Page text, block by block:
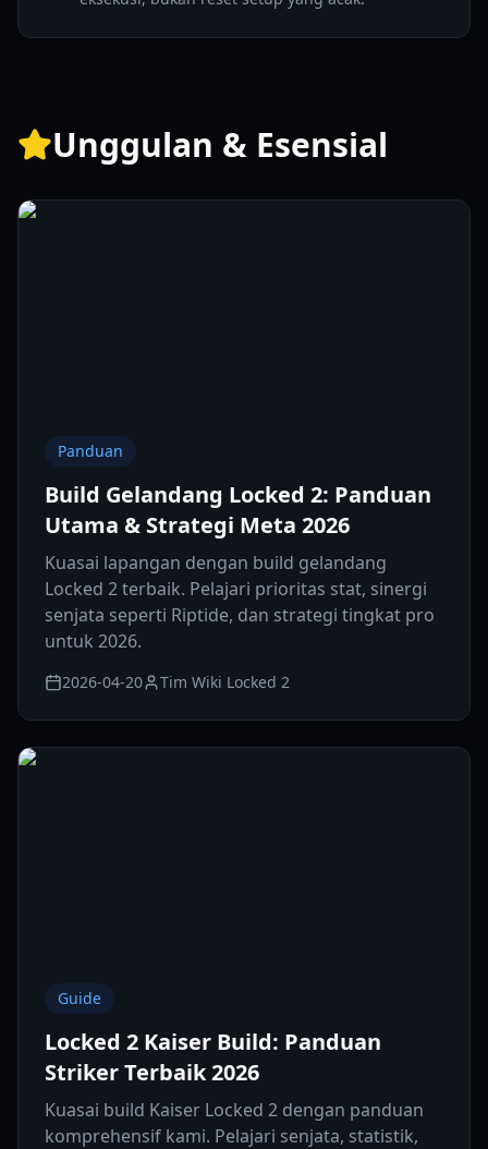
Unggulan & Esensial
Panduan
Build Gelandang Locked 2: Panduan
Utama & Strategi Meta 2026
Kuasai lapangan dengan build gelandang
Locked 2 terbaik. Pelajari prioritas stat, sinergi
senjata seperti Riptide, dan strategi tingkat pro
untuk 2026.
2026-04-20 Tim Wiki Locked 2
Guide
Locked 2 Kaiser Build: Panduan
Striker Terbaik 2026
Kuasai build Kaiser Locked 2 dengan panduan
komprehensif kami. Pelajari senjata, statistik,